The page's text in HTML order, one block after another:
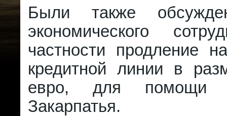
Были также
экономического
частности продление
кредитной линии в
евро, для помощи
Закарпатья.